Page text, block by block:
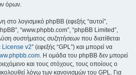
όρων.
στο λογισμικό phpBB (εφεξής “αυτοί”,
“www.phpbb.com”, “phpBB Limited”,
συστήματος συζητήσεων που διατίθεται
License v2” (εφεξής “GPL”) και μπορεί να
. Η ομάδα του phpBB δεν μπορεί
και τους στόχους, τους οποίους ο
λόγω των κανονισμών του GPL. Για